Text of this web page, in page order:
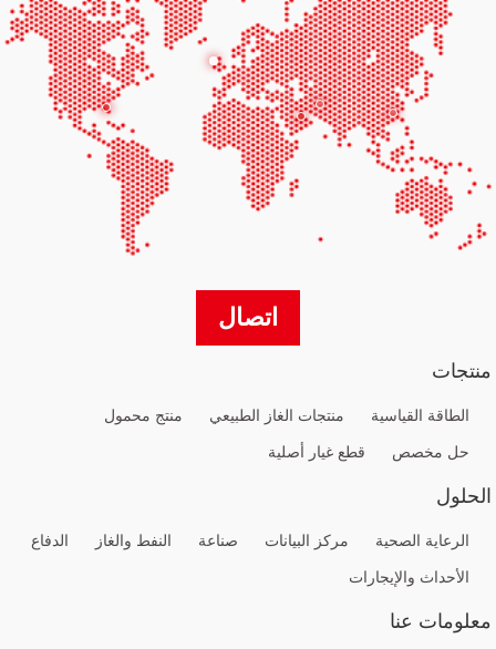
اتصال
منتجات
الطاقة القياسية منتجات الغاز الطبيعي
منتج محمول
حل مخصص
قطع غيار أصلية
الحلول
الرعاية الصحية مركز البيانات صناعة النفط والغاز
الدفاع
الأحداث والإيجارات
معلومات عنا